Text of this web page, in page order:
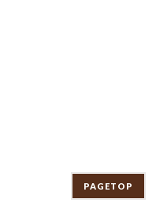
PAGETOP